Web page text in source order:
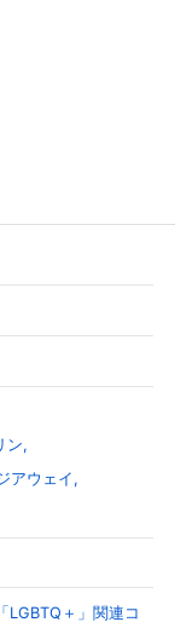
ン
アウェイ
LGBTQ＋」関連コ